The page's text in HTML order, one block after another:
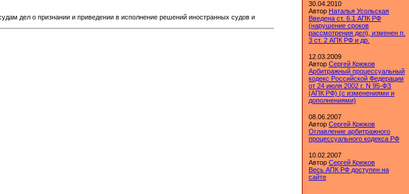
дел о признании и приведении в исполнение решений иностранных судов и
30.04.2010
Автор Наталья Усольская
Введена ст. 6.1 АПК РФ
(нарушение сроков
рассмотрения дел), изменен п.
3 ст. 2 АПК РФ и др.
12.03.2009
Автор Сергей Крюков
Арбитражный процессуальный
кодекс Российской Федерации
от 24 июля 2002 г. N 95-ФЗ
(АПК РФ) (с изменениями и
дополнениями)
08.06.2007
Автор Сергей Крюков
Оглавление арбитражного
процессуального кодекса РФ
10.02.2007
Автор Сергей Крюков
Весь АПК РФ доступен на
сайте